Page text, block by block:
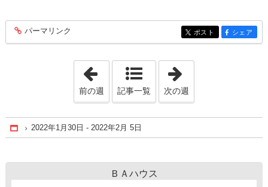
entry251
パーマリンク entry251
ポスト entry251
シェア
「2022年1月23日 - 2022年1月29日」
前の週 記事一覧 次の週
Home
2022年1月30日 - 2022年2月 5日
ＢＡハウス